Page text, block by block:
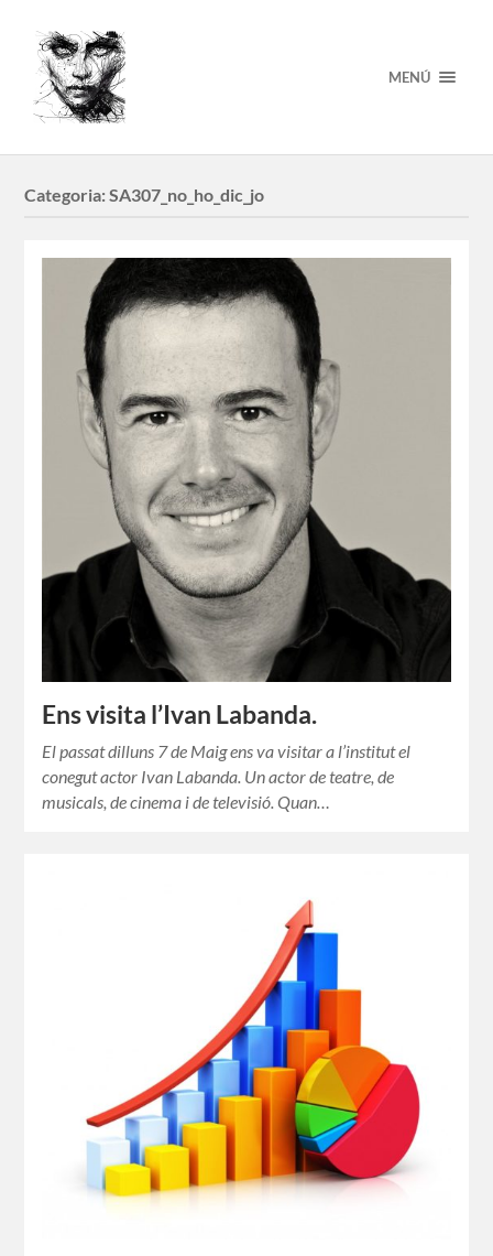
MENÚ
Categoria:SA307_no_ho_dic_jo
Ens visita l’Ivan Labanda.
El passat dilluns 7 de Maig ens va visitar a l’institut el
conegut actor Ivan Labanda. Un actor de teatre, de
musicals, de cinema i de televisió. Quan…